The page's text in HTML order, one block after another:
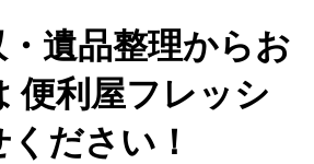
遺品整理からお
便利屋フレッシ
ださい！